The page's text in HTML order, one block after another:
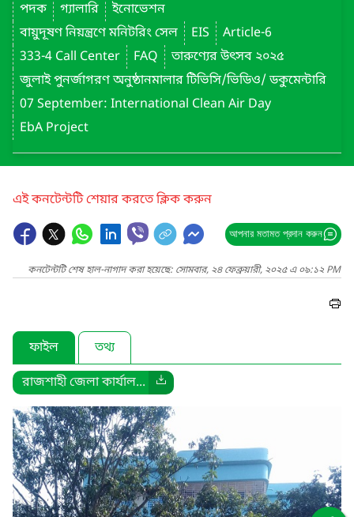
পদক
গ্যালারি
ইনোভেশন
বায়ুদূষণ নিয়ন্ত্রণে মনিটরিং সেল
EIS
Article-6
333-4 Call Center
FAQ
তারুণ্যের উৎসব ২০২৫
জুলাই পুনর্জাগরণ অনুষ্ঠানমালার টিভিসি/ভিডিও/ ডকুমেন্টারি
07 September: International Clean Air Day
EbA Project
এই কনটেন্টটি শেয়ার করতে ক্লিক করুন
আপনার মতামত প্রদান করুন
কনটেন্টটি শেষ হাল-নাগাদ করা হয়েছে: সোমবার, ২৪ ফেব্রুয়ারী, ২০২৫ এ ০৯:১২ PM
ফাইল
তথ্য
রাজশাহী জেলা কার্যাল...